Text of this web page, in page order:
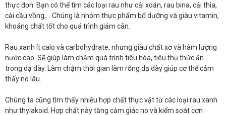
thực đơn. Bạn có thể tìm các loại rau như cải xoăn, rau bina, cải thìa,
cải cầu vồng,... Chúng là nhóm thực phẩm bổ dưỡng và giàu vitamin,
khoáng chất tốt cho quá trình giảm cân.
Rau xanh ít calo và carbohydrate, nhưng giàu chất xơ và hàm lượng
nước cao. Sẽ giúp làm chậm quá trình tiêu hóa, tiêu thụ thức ăn
trong dạ dày. Làm chậm thời gian làm rỗng dạ dày giúp cơ thể cảm
thấy no lâu.
Chúng ta cũng tìm thấy nhiều hợp chất thực vật từ các loại rau xanh
như thylakoid. Hợp chất này tăng cảm giác no và kiểm soát cơn